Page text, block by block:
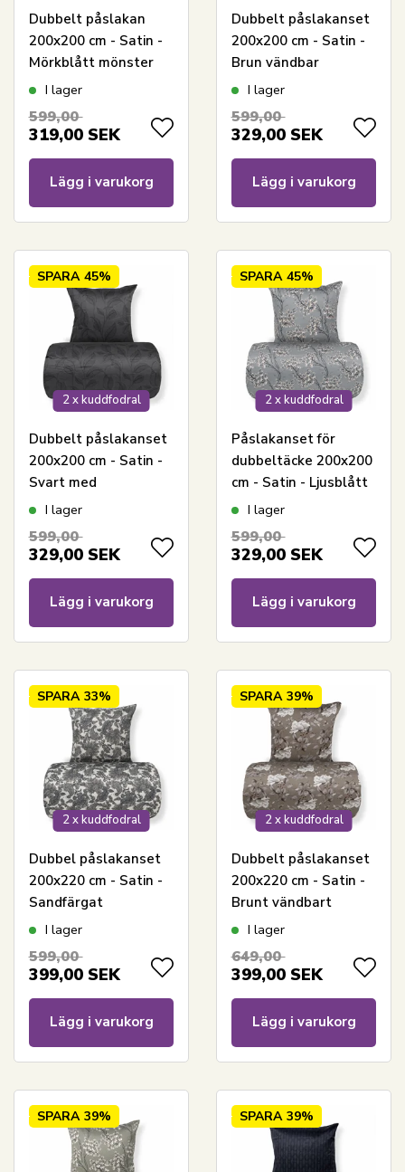
Dubbelt påslakan
200x200 cm - Satin -
Mörkblått mönster
I lager
599,00
319,00 SEK
Lägg i varukorg
Dubbelt påslakanset
200x200 cm - Satin -
Brun vändbar
blommönster
I lager
599,00
329,00 SEK
Lägg i varukorg
2 x kuddfodral
SPARA 45%
Dubbelt påslakanset
200x200 cm - Satin -
Svart med
bladmönster
I lager
599,00
329,00 SEK
Lägg i varukorg
2 x kuddfodral
SPARA 45%
Påslakanset för
dubbeltäcke 200x200
cm - Satin - Ljusblått
vändbart
I lager
599,00
329,00 SEK
Lägg i varukorg
2 x kuddfodral
SPARA 33%
Dubbel påslakanset
200x220 cm - Satin -
Sandfärgat
blommönster
I lager
599,00
399,00 SEK
Lägg i varukorg
2 x kuddfodral
SPARA 39%
Dubbelt påslakanset
200x220 cm - Satin -
Brunt vändbart
blommönster
I lager
649,00
399,00 SEK
Lägg i varukorg
SPARA 39% SPARA 39%